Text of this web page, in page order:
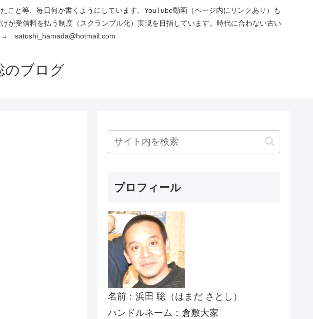
と等、毎日何か書くようにしています。YouTube動画（ページ内にリンクあり）も
が受信料を払う制度（スクランブル化）実現を目指しています。時代に合わない古い
→ satoshi_hamada@hotmail.com
のブログ
プロフィール
名前：浜田 聡（はまだ さとし）
ハンドルネーム：倉敷大家